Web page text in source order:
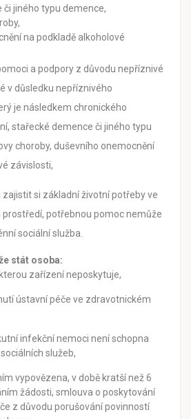
jiného typu demence,
na podkladě alkoholové
a podpory z důvodu nepříznivé
v důsledku nepříznivého
je následkem chronického
stařecké demence či jiného typu
choroby, duševního onemocnění
závislosti,
si základní životní potřeby ve
potřebnou pomoc nemůže
sociální služba.
stát osoba:
zařízení neposkytuje,
ústavní péče ve zdravotnickém
infekční nemoci není schopna
služeb,
vypovězena, v době kratší než 6
žádosti, smlouva o poskytování
z důvodu porušování povinností